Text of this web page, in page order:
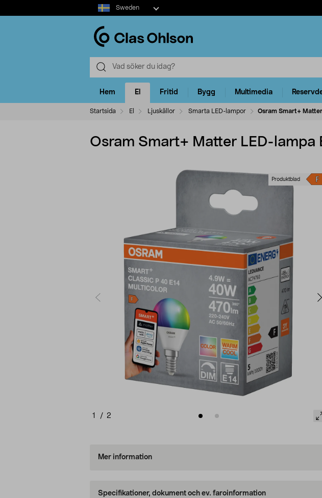
Select
market
Sweden
Hem El Fritid Bygg Multimedia
Startsida El Ljuskällor Smarta LED-lampor Osram Smart+
Osram Smart+ Matter LED-lampa
Produktblad
1 / 2
Mer information
Specifikationer, dokument och ev. faroinformation